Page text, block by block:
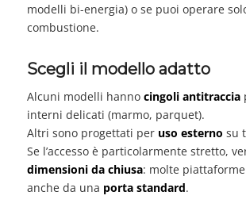
modelli bi-energia) o se puoi operare
combustione.
Scegli il modello adatto
Alcuni modelli hanno cingoli antitraccia
interni delicati (marmo, parquet).
Altri sono progettati per uso esterno su
Se l’accesso è particolarmente stretto,
dimensioni da chiusa: molte
anche da una porta standard.